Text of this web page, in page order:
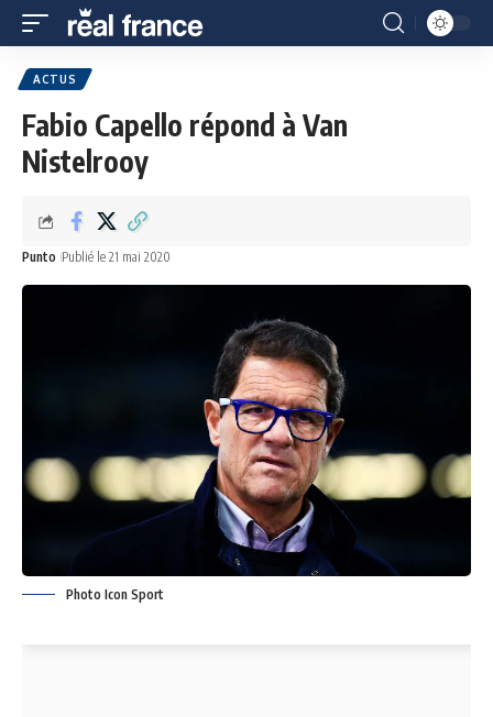
ACTUS
Fabio Capello répond à Van
Nistelrooy
Punto Publié le 21 mai 2020
Photo Icon Sport